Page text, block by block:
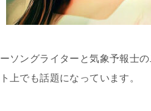
ソングライターと気象予報士
上でも話題になっています。